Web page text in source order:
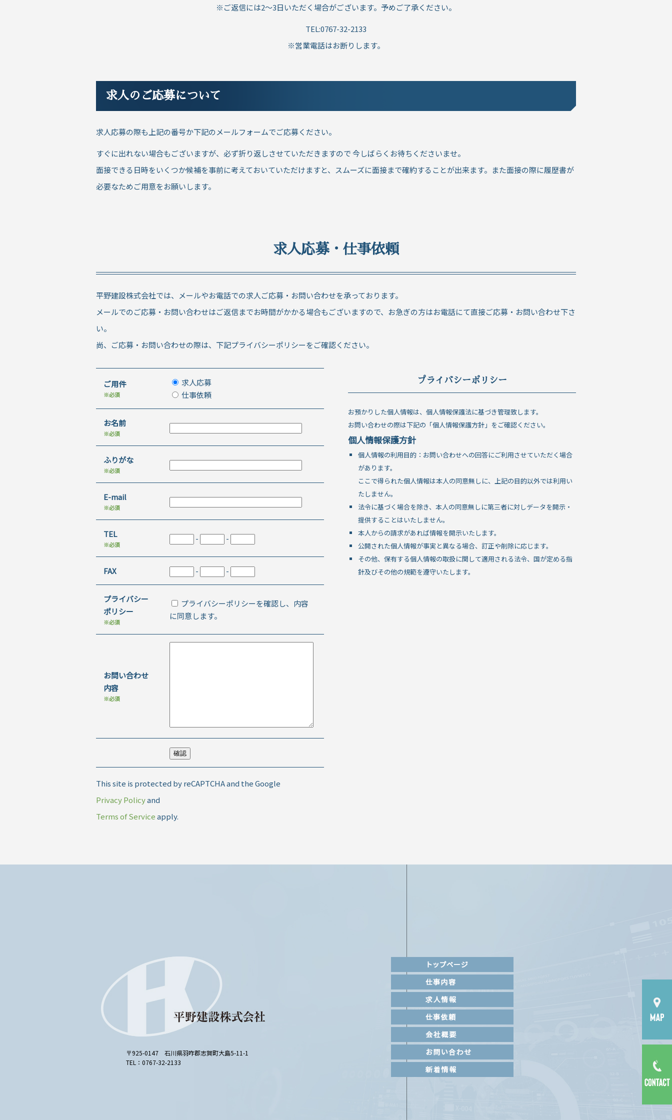
※ご返信には2～3日いただく場合がございます。予めご了承ください。
TEL:0767-32-2133
※営業電話はお断りします。
求人のご応募について
求人応募の際も上記の番号か下記のメールフォームでご応募ください。
すぐに出れない場合もございますが、必ず折り返しさせていただきますので 今しばらくお待ちくださいませ。
面接できる日時をいくつか候補を事前に考えておいていただけますと、スムーズに面接まで確約することが出来ます。また面接の際に履歴書が
必要なためご用意をお願いします。
求人応募・仕事依頼
平野建設株式会社では、メールやお電話での求人ご応募・お問い合わせを承っております。
メールでのご応募・お問い合わせはご返信までお時間がかかる場合もございますので、お急ぎの方はお電話にて直接ご応募・お問い合わせ下さ
い。
尚、ご応募・お問い合わせの際は、下記プライバシーポリシーをご確認ください。
ご用件
※必須
求人応募
仕事依頼
お名前
※必須
ふりがな
※必須
E-mail
※必須
TEL
※必須
- -
FAX - -
プライバシー
ポリシー
※必須
プライバシーポリシーを確認し、内容
に同意します。
お問い合わせ
内容
※必須
This site is protected by reCAPTCHA and the Google
Privacy Policyand
Terms of Serviceapply.
プライバシーポリシー
お預かりした個人情報は、個人情報保護法に基づき管理致します。
お問い合わせの際は下記の「個人情報保護方針」をご確認ください。
個人情報保護方針
個人情報の利用目的：お問い合わせへの回答にご利用させていただく場合
があります。
ここで得られた個人情報は本人の同意無しに、上記の目的以外では利用い
たしません。
法令に基づく場合を除き、本人の同意無しに第三者に対しデータを開示・
提供することはいたしません。
本人からの請求があれば情報を開示いたします。
公開された個人情報が事実と異なる場合、訂正や削除に応じます。
その他、保有する個人情報の取扱に関して適用される法令、国が定める指
針及びその他の規範を遵守いたします。
〒925-0147 石川県羽咋郡志賀町大島5-11-1
TEL：0767-32-2133